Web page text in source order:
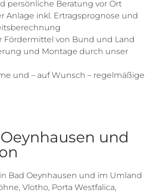
persönliche Beratung vor Ort
Anlage inkl. Ertragsprognose und
Fördermittel von Bund und Land
und Montage durch unser
und – auf Wunsch – regelmäßige
und
Bad Oeynhausen und im Umland
Vlotho, Porta Westfalica,